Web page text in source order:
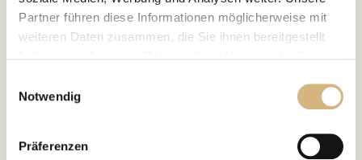
Partner führen diese Informationen möglicherweise mit
weiteren Daten zusammen, die Sie ihnen bereitgestellt
und im
mehr darüber, wer wir sind, wie Sie uns
kontaktieren können und wie wir personenbezogene
Notwendig
Präferenzen